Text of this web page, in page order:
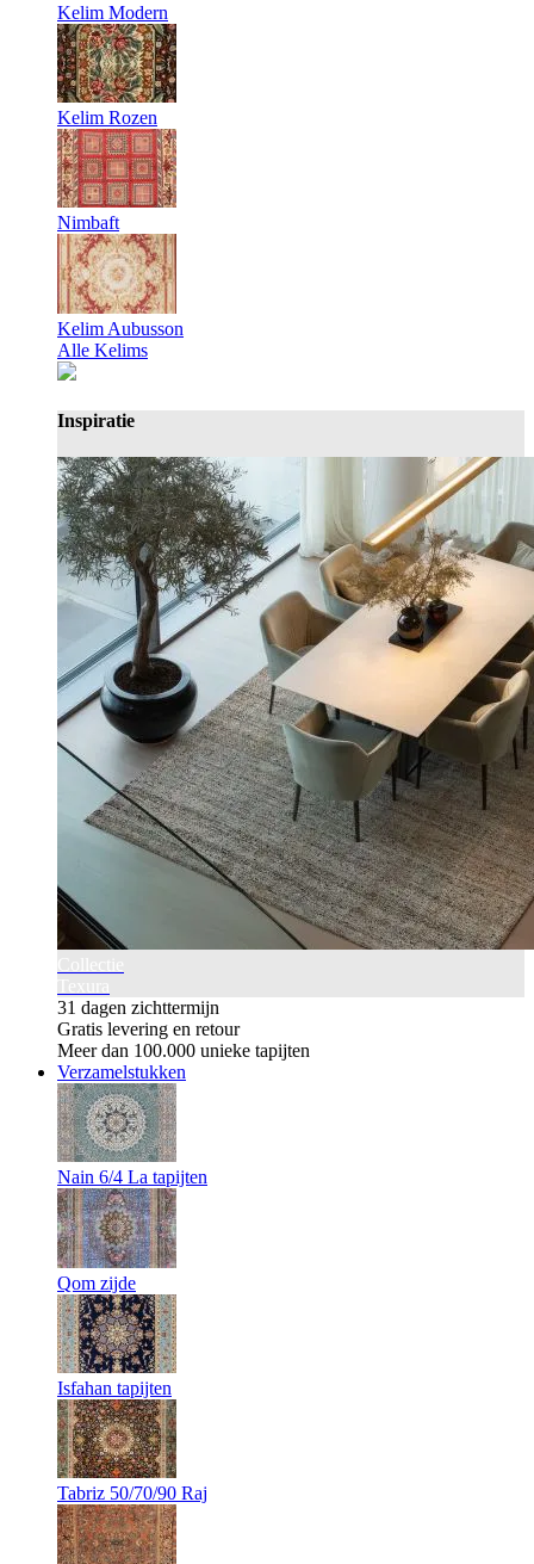
Kelim Modern
Kelim Rozen
Nimbaft
Kelim Aubusson
Alle Kelims
Inspiratie
31 dagen zichttermijn
Gratis levering en retour
Meer dan 100.000 unieke tapijten
Verzamelstukken
Nain 6/4 La tapijten
Qom zijde
Isfahan tapijten
Tabriz 50/70/90 Raj